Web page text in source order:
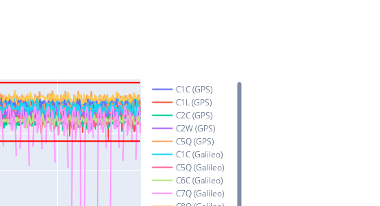
C1C (GPS)
C1L (GPS)
C2C (GPS)
C2W (GPS)
C5Q (GPS)
C1C (Galileo)
C5Q (Galileo)
C6C (Galileo)
C7Q (Galileo)